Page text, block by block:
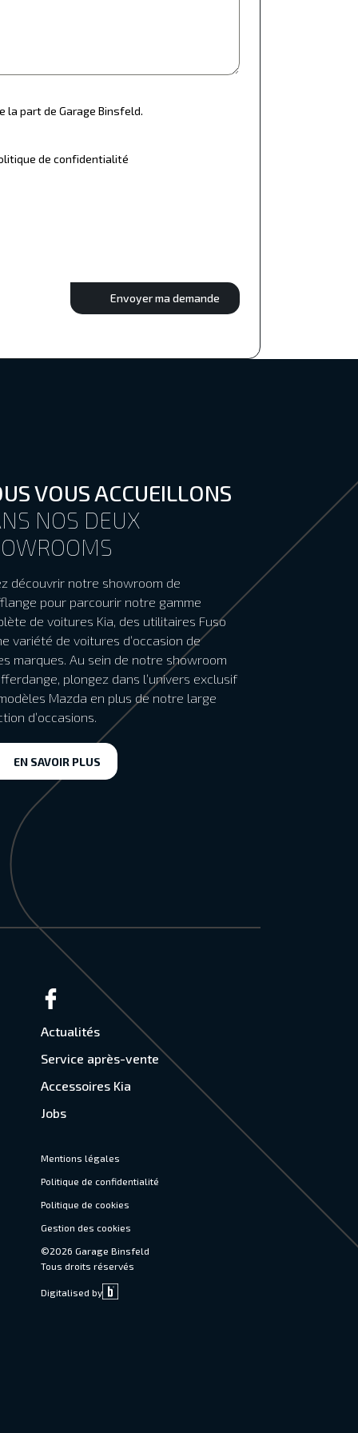
la part de Garage Binsfeld.
de confidentialité
Envoyer ma demande
VOUS ACCUEILLONS
NOS DEUX
découvrir notre showroom de
pour parcourir notre gamme
de voitures Kia, des utilitaires Fuso
variété de voitures d’occasion de
marques. Au sein de notre showroom
plongez dans l’univers exclusif
Mazda en plus de notre large
d’occasions.
EN SAVOIR PLUS
Actualités
Service après-vente
Accessoires Kia
Jobs
Mentions légales
Politique de confidentialité
Politique de cookies
Gestion des cookies
©2026 Garage Binsfeld
Tous droits réservés
Digitalised by